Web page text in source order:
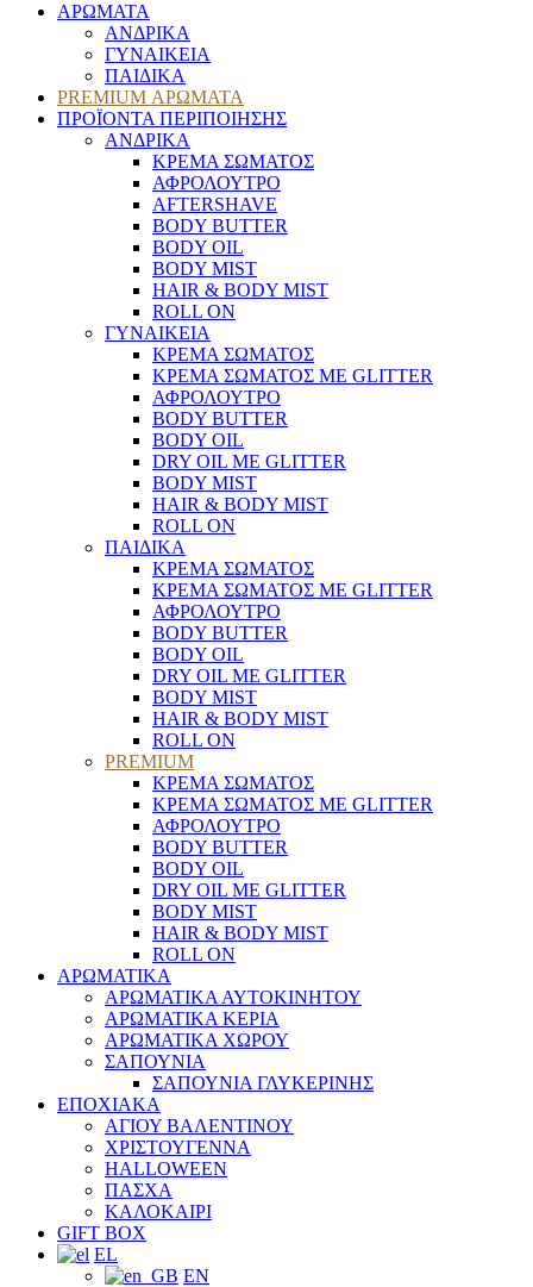
ΑΡΩΜΑΤΑ
ΑΝΔΡΙΚΑ
ΓΥΝΑΙΚΕΙΑ
ΠΑΙΔΙΚΑ
PREMIUM ΑΡΩΜΑΤΑ
ΠΡΟΪΟΝΤΑ ΠΕΡΙΠΟΙΗΣΗΣ
ΑΝΔΡΙΚΑ
ΚΡΕΜΑ ΣΩΜΑΤΟΣ
ΑΦΡΟΛΟΥΤΡΟ
AFTERSHAVE
BODY BUTTER
BODY OIL
BODY MIST
HAIR & BODY MIST
ROLL ON
ΓΥΝΑΙΚΕΙΑ
ΚΡΕΜΑ ΣΩΜΑΤΟΣ
ΚΡΕΜΑ ΣΩΜΑΤΟΣ ΜΕ GLITTER
ΑΦΡΟΛΟΥΤΡΟ
BODY BUTTER
BODY OIL
DRY OIL ΜΕ GLITTER
BODY MIST
HAIR & BODY MIST
ROLL ON
ΠΑΙΔΙΚΑ
ΚΡΕΜΑ ΣΩΜΑΤΟΣ
ΚΡΕΜΑ ΣΩΜΑΤΟΣ ΜΕ GLITTER
ΑΦΡΟΛΟΥΤΡΟ
BODY BUTTER
BODY OIL
DRY OIL ΜΕ GLITTER
BODY MIST
HAIR & BODY MIST
ROLL ON
PREMIUM
ΚΡΕΜΑ ΣΩΜΑΤΟΣ
ΚΡΕΜΑ ΣΩΜΑΤΟΣ ΜΕ GLITTER
ΑΦΡΟΛΟΥΤΡΟ
BODY BUTTER
BODY OIL
DRY OIL ΜΕ GLITTER
BODY MIST
HAIR & BODY MIST
ROLL ON
ΑΡΩΜΑΤΙΚΑ
ΑΡΩΜΑΤΙΚΑ ΑΥΤΟΚΙΝΗΤΟΥ
ΑΡΩΜΑΤΙΚΑ ΚΕΡΙΑ
ΑΡΩΜΑΤΙΚΑ ΧΩΡΟΥ
ΣΑΠΟΥΝΙΑ
ΣΑΠΟΥΝΙΑ ΓΛΥΚΕΡΙΝΗΣ
ΕΠΟΧΙΑΚΑ
ΑΓΙΟΥ ΒΑΛΕΝΤΙΝΟΥ
ΧΡΙΣΤΟΥΓΕΝΝΑ
HALLOWEEN
ΠΑΣΧΑ
ΚΑΛΟΚΑΙΡΙ
GIFT BOX
EL
EN